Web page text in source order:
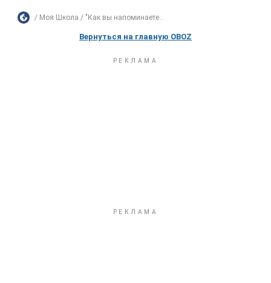
Моя Школа "Как вы напоминаете...
Вернуться на главную OBOZ